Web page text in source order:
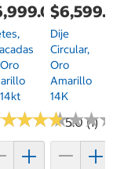
★★★
★★★5.0 (1)
Dije
Circular,
Oro
Amarillo
14K
★★★
★★★